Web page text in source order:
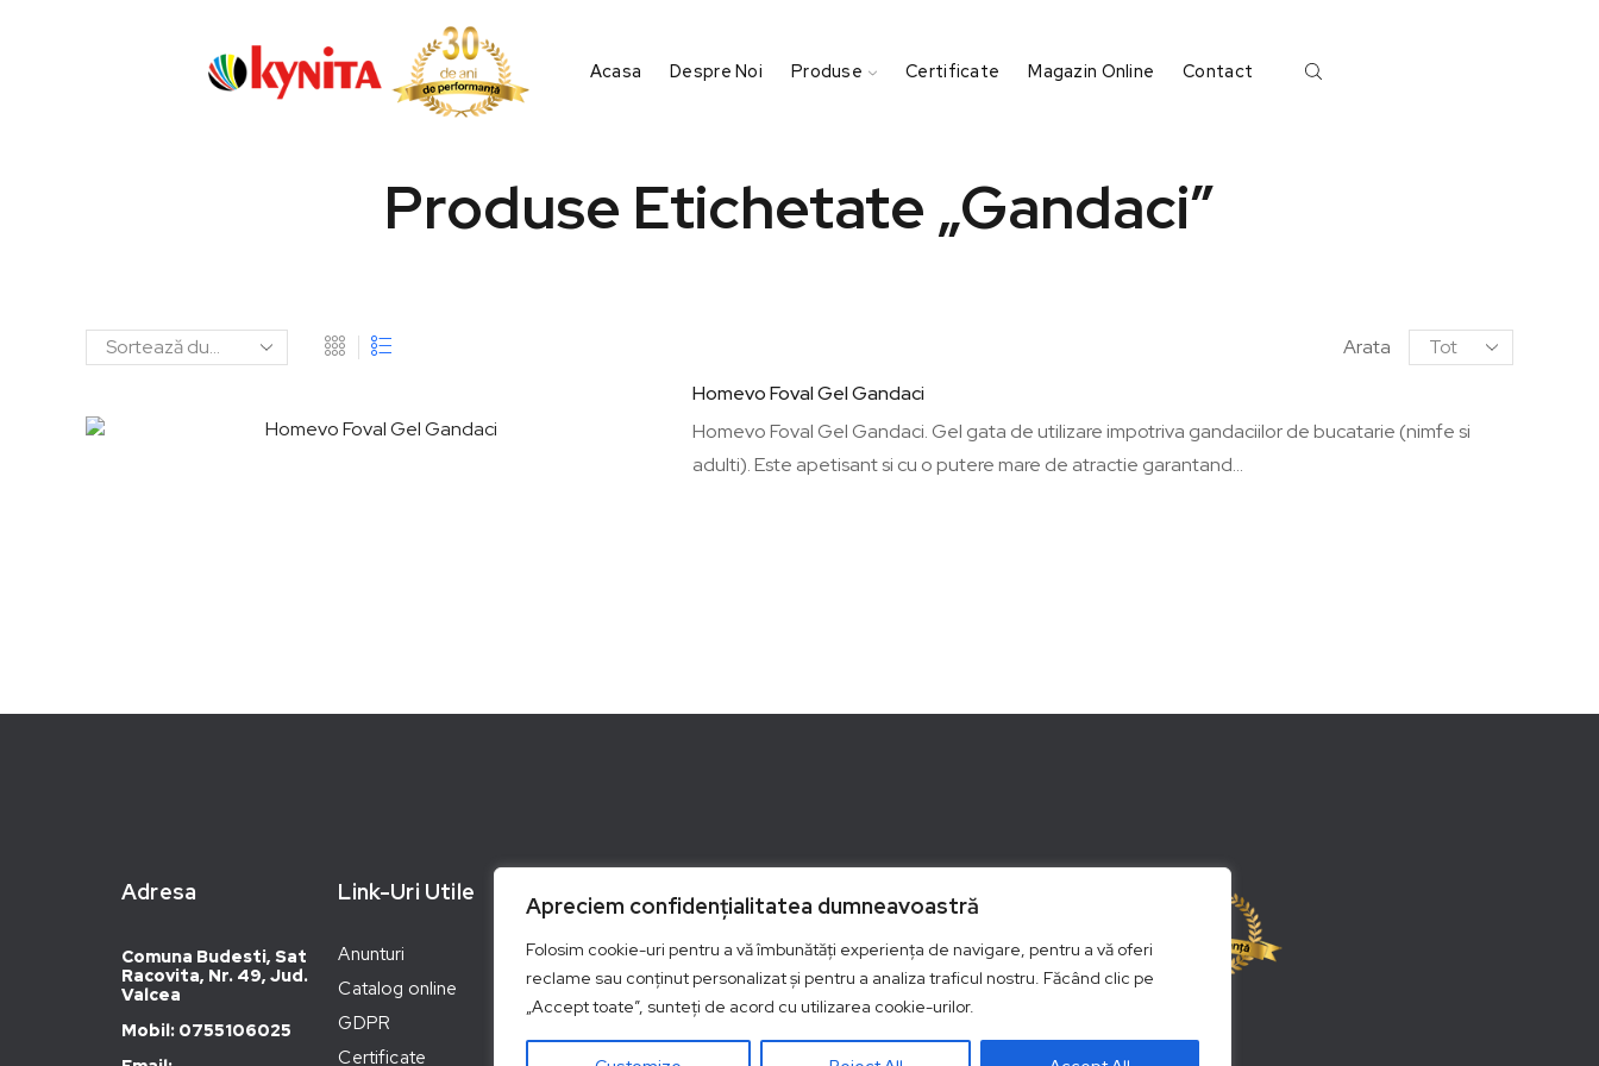
Apreciem confidențialitatea dumneavoastră
Folosim cookie-uri pentru a vă îmbunătăți experiența de navigare, pentru a vă oferi
reclame sau conținut personalizat și pentru a analiza traficul nostru. Făcând clic pe
„Accept toate”, sunteți de acord cu utilizarea cookie-urilor.
Acasa Despre Noi Produse Certificate Magazin Online Contact
Produse Etichetate „gandaci”
Arata
Homevo Foval Gel Gandaci
Homevo Foval Gel Gandaci. Gel gata de utilizare impotriva gandaciilor de bucatarie (nimfe si
adulti). Este apetisant si cu o putere mare de atractie garantand...
Adresa
Comuna Budesti, Sat
Racovita, Nr. 49, Jud.
Valcea
Mobil: 0755106025
Link-Uri Utile
Anunturi
Catalog online
GDPR
Certificate
Vanzari Online
Antigel instalatii
Antigel auto
Soda caustica
Gaz lampant
Follow Us: